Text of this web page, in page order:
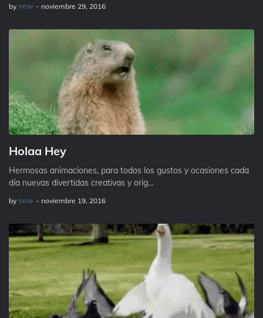
by new - noviembre 29, 2016
Holaa Hey
Hermosas animaciones, para todos los gustos y ocasiones cada
día nuevas divertidas creativas y orig…
by new - noviembre 19, 2016